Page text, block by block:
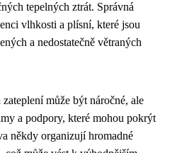
tepelných ztrát. Správná
vlhkosti a plísní, které jsou
a nedostatečně větraných
může být náročné, ale
a podpory, které mohou pokrýt
někdy organizují hromadné